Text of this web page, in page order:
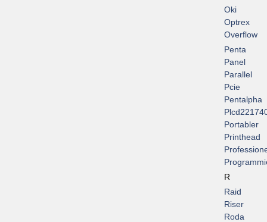
Oki
Optrex
Overflow
Penta
Panel
Parallel
Pcie
Pentalpha
Portabler
Printhead
R
Raid
Riser
Roda